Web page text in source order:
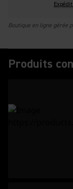
Boutique en ligne gérée
Produits